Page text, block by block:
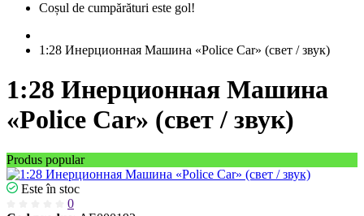
Coșul de cumpărături este gol!
1:28 Инерционная Машина «Police Car» (свет / звук)
1:28 Инерционная Машина
«Police Car» (свет / звук)
Produs popular
Este în stoc
0